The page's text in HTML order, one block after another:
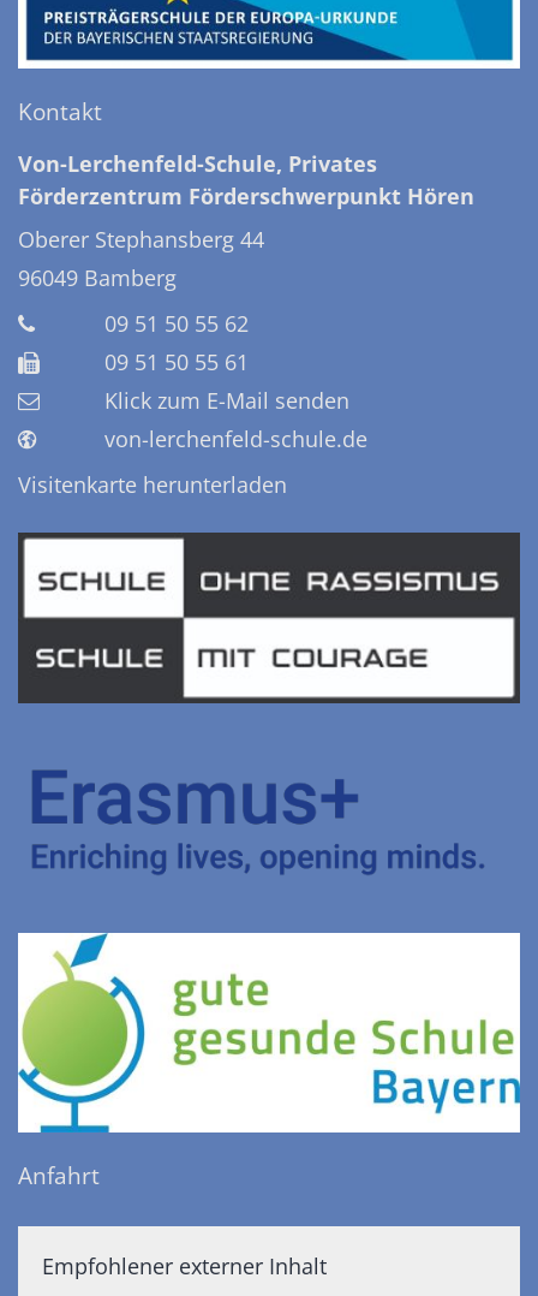
Kontakt
Von-Lerchenfeld-Schule, Privates
Förderzentrum Förderschwerpunkt Hören
Oberer Stephansberg 44
96049 Bamberg
09 51 50 55 62
09 51 50 55 61
Klick zum E-Mail senden
von-lerchenfeld-schule.de
Visitenkarte herunterladen
Anfahrt
Empfohlener externer Inhalt